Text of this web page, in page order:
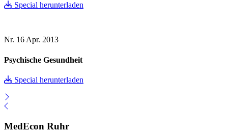
Special herunterladen
Nr. 16Apr. 2013
Psychische Gesundheit
Special herunterladen
MedEcon Ruhr